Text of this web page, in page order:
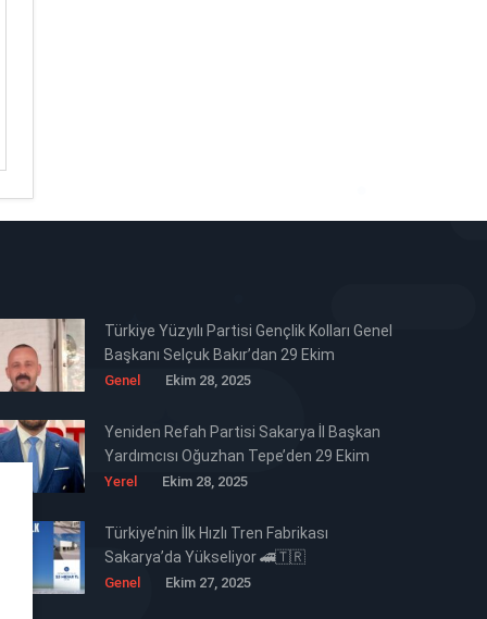
Türkiye Yüzyılı Partisi Gençlik Kolları Genel
Başkanı Selçuk Bakır’dan 29 Ekim
Cumhuriyet Bayramı Mesajı 🇹🇷
Genel Ekim 28, 2025
Yeniden Refah Partisi Sakarya İl Başkan
Yardımcısı Oğuzhan Tepe’den 29 Ekim
Cumhuriyet Bayramı Mesajı 🇹🇷
Yerel Ekim 28, 2025
Türkiye’nin İlk Hızlı Tren Fabrikası
Sakarya’da Yükseliyor 🚄🇹🇷
Genel Ekim 27, 2025